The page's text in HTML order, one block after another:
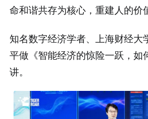
命和谐共存为核心，重建人的价
知名数字经济学者、上海财经大
平做《智能经济的惊险一跃，如
讲。